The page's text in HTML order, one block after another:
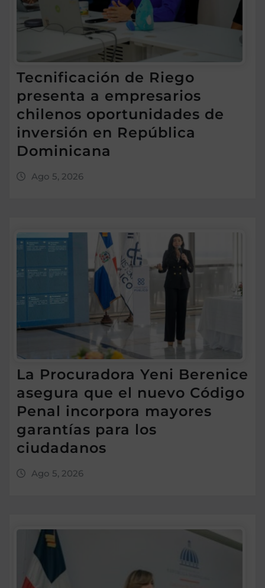
Tecnificación de Riego
presenta a empresarios
chilenos oportunidades de
inversión en República
Dominicana
Ago 5, 2026
La Procuradora Yeni Berenice
asegura que el nuevo Código
Penal incorpora mayores
garantías para los
ciudadanos
Ago 5, 2026